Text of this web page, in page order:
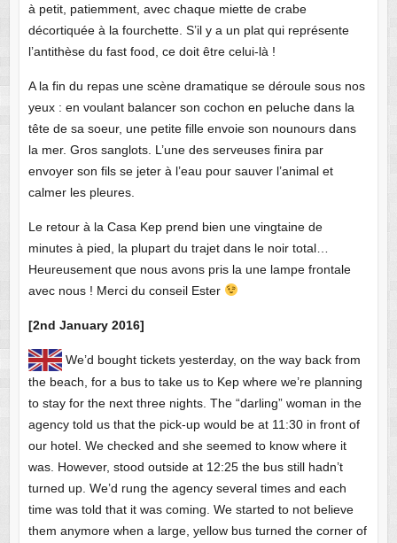
à petit, patiemment, avec chaque miette de crabe
décortiquée à la fourchette. S’il y a un plat qui représente
l’antithèse du fast food, ce doit être celui-là !
A la fin du repas une scène dramatique se déroule sous nos
yeux : en voulant balancer son cochon en peluche dans la
tête de sa soeur, une petite fille envoie son nounours dans
la mer. Gros sanglots. L’une des serveuses finira par
envoyer son fils se jeter à l’eau pour sauver l’animal et
calmer les pleures.
Le retour à la Casa Kep prend bien une vingtaine de
minutes à pied, la plupart du trajet dans le noir total…
Heureusement que nous avons pris la une lampe frontale
avec nous ! Merci du conseil Ester
[2nd January 2016]
We’d bought tickets yesterday, on the way back from
the beach, for a bus to take us to Kep where we’re planning
to stay for the next three nights. The “darling” woman in the
agency told us that the pick-up would be at 11:30 in front of
our hotel. We checked and she seemed to know where it
was. However, stood outside at 12:25 the bus still hadn’t
turned up. We’d rung the agency several times and each
time was told that it was coming. We started to not believe
them anymore when a large, yellow bus turned the corner of